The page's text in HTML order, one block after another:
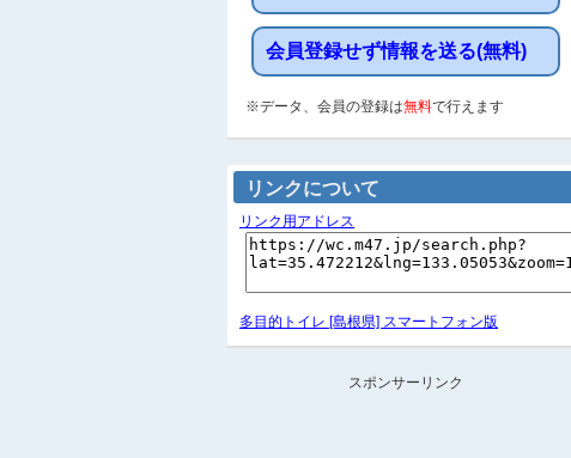
会員登録せず情報を送る(無料)
※データ、会員の登録は無料で行えます
リンクについて
リンク用アドレス
多目的トイレ [島根県] スマートフォン版
スポンサーリンク